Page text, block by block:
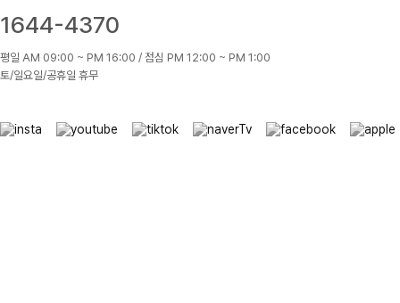
1644-4370
평일 AM 09:00 ~ PM 16:00 / 점심 PM 12:00 ~ PM 1:00
토/일요일/공휴일 휴무